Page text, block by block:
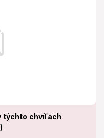
týchto chvíľach